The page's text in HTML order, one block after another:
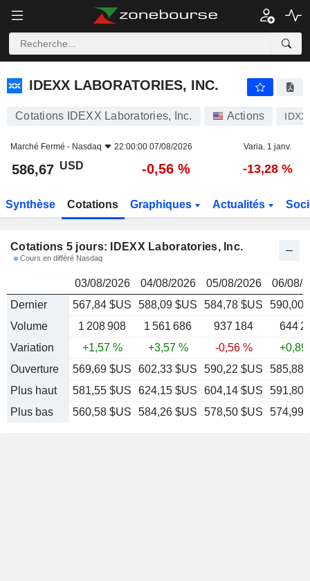
IDEXX LABORATORIES, INC. 586,67
IDEXX LABORATORIES, INC.
Cotations IDEXX Laboratories, Inc. Actions IDXX
Marché Fermé - Nasdaq 22:00:00 07/08/2026 Varia. 1 janv.
586,67 USD -0,56 % -13,28 %
Synthèse Cotations Graphiques Actualités
Cotations 5 jours: IDEXX Laboratories, Inc.
Cours en différé Nasdaq
03/08/2026 04/08/2026 05/08/2026
06/08/
Dernier
567,84 $US 588,09 $US 584,78 $US
590,00
Volume
1 208 908 1 561 686 937 184
644
Variation
+1,57 % +3,57 % -0,56 %
+0,89
Ouverture
569,69 $US 602,33 $US 590,22 $US
585,88
Plus haut
581,55 $US 624,15 $US 604,14 $US
591,80
Plus bas
560,58 $US 584,26 $US 578,50 $US 574,99